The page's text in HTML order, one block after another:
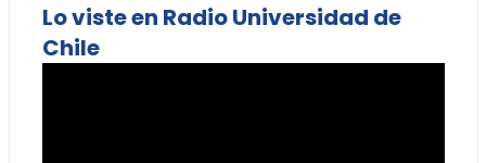
Lo viste en Radio Universidad de
Chile